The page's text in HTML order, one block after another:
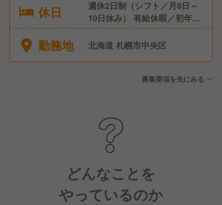
休日
週休2日制（シフト／月8日～
10日休み） 有給休暇／初年度
は6ヶ月経過後10日間の付与
産前産後の休業 母性健康管理
育児休業 介護休業及び子の看
勤務地 北海道 札幌市中央区
募集要項を先にみる
どんなことを
やっているのか